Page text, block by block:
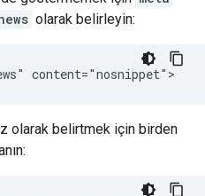
olarak belirleyin:
content="nosnippet">
olarak belirtmek için birden